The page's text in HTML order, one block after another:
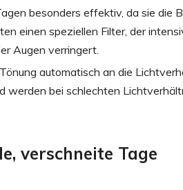
besonders effektiv, da sie die
einen speziellen Filter, der
Augen verringert.
automatisch an die
werden bei schlechten
verschneite Tage